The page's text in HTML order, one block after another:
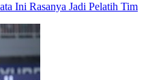
Ini Rasanya Jadi Pelatih Tim